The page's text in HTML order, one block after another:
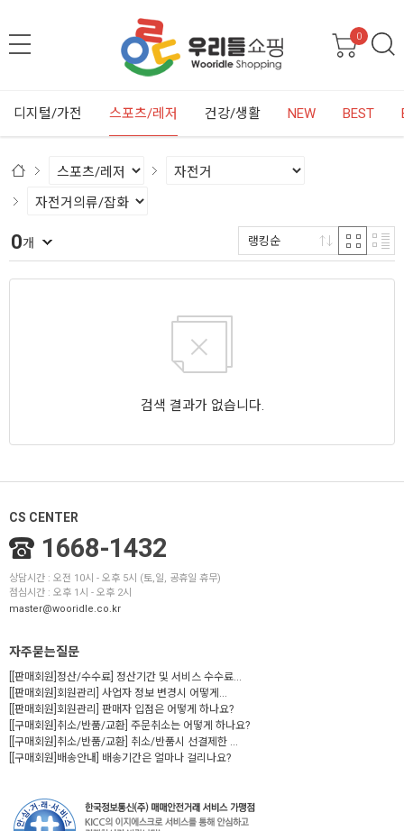
0
디지털/가전 스포츠/레저 건강/생활 NEW BEST
0개 랭킹순
검색 결과가 없습니다.
CS CENTER
1668-1432
상담시간 : 오전 10시 - 오후 5시 (토,일, 공휴일 휴무)
점심시간 : 오후 1시 - 오후 2시
master@wooridle.co.kr
자주묻는질문
[[판매회원]정산/수수료] 정산기간 및 서비스 수수료...
[[판매회원]회원관리] 사업자 정보 변경시 어떻게...
[[판매회원]회원관리] 판매자 입점은 어떻게 하나요?
[[구매회원]취소/반품/교환] 주문취소는 어떻게 하나요?
[[구매회원]취소/반품/교환] 취소/반품시 선결제한 ...
[[구매회원]배송안내] 배송기간은 얼마나 걸리나요?